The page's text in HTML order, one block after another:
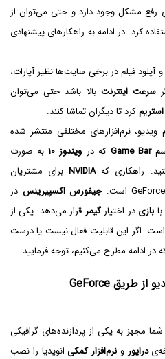
رفع مشکل وجود دارد و حتی می‌توان از
کرد. در ادامه به راهکارهای پیشنهادی
آپلود فیلم در برخی سایت‌ها نظیر آپارات،
سرعت اینترنت بالا باشد حتی می‌توان
استریمکرد تا دیگران تماشا کنند.
ویدیو، نرم‌افزارهای مختلفی منتشر شده
Game Bar که در ویندوز ۱۰
به صورت
راهکاری کهNVIDIAبرای مشتریان
جیفورس اکسپیرینس در
بازی در اختیارگیمر قرار می‌دهد. یکی از
است. اگر این قابلیت فعال نیست یا درست
در ادامه مطرح می‌کنیم، توجه فرمایید.
سخت‌افزار لازم برای ضبط ویدیو از طریق GeForce
مجهز به یکی از پردازنده‌های گرافیکی
درایور و نرم‌افزار کمکیانویدیا را نصب